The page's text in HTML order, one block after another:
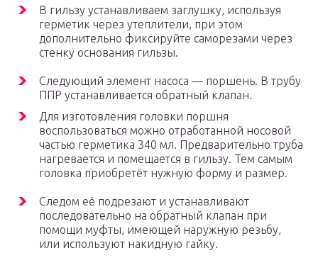
В гильзу устанавливаем заглушку, используя
герметик через утеплители, при этом
дополнительно фиксируйте саморезами через
стенку основания гильзы.
Следующий элемент насоса — поршень. В трубу
ППР устанавливается обратный клапан.
Для изготовления головки поршня
воспользоваться можно отработанной носовой
частью герметика 340 мл. Предварительно труба
нагревается и помещается в гильзу. Тем самым
головка приобретёт нужную форму и размер.
Следом её подрезают и устанавливают
последовательно на обратный клапан при
помощи муфты, имеющей наружную резьбу,
или используют накидную гайку.